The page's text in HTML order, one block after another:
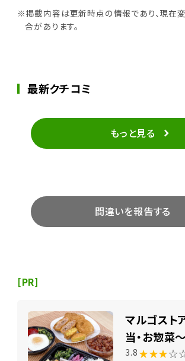
※掲載内容は更新時点の情報であり、現在
合があります。
最新クチコミ
もっと見る
間違いを報告する
[PR]
マルゴスト
当・お惣菜～
3.8 ★★★